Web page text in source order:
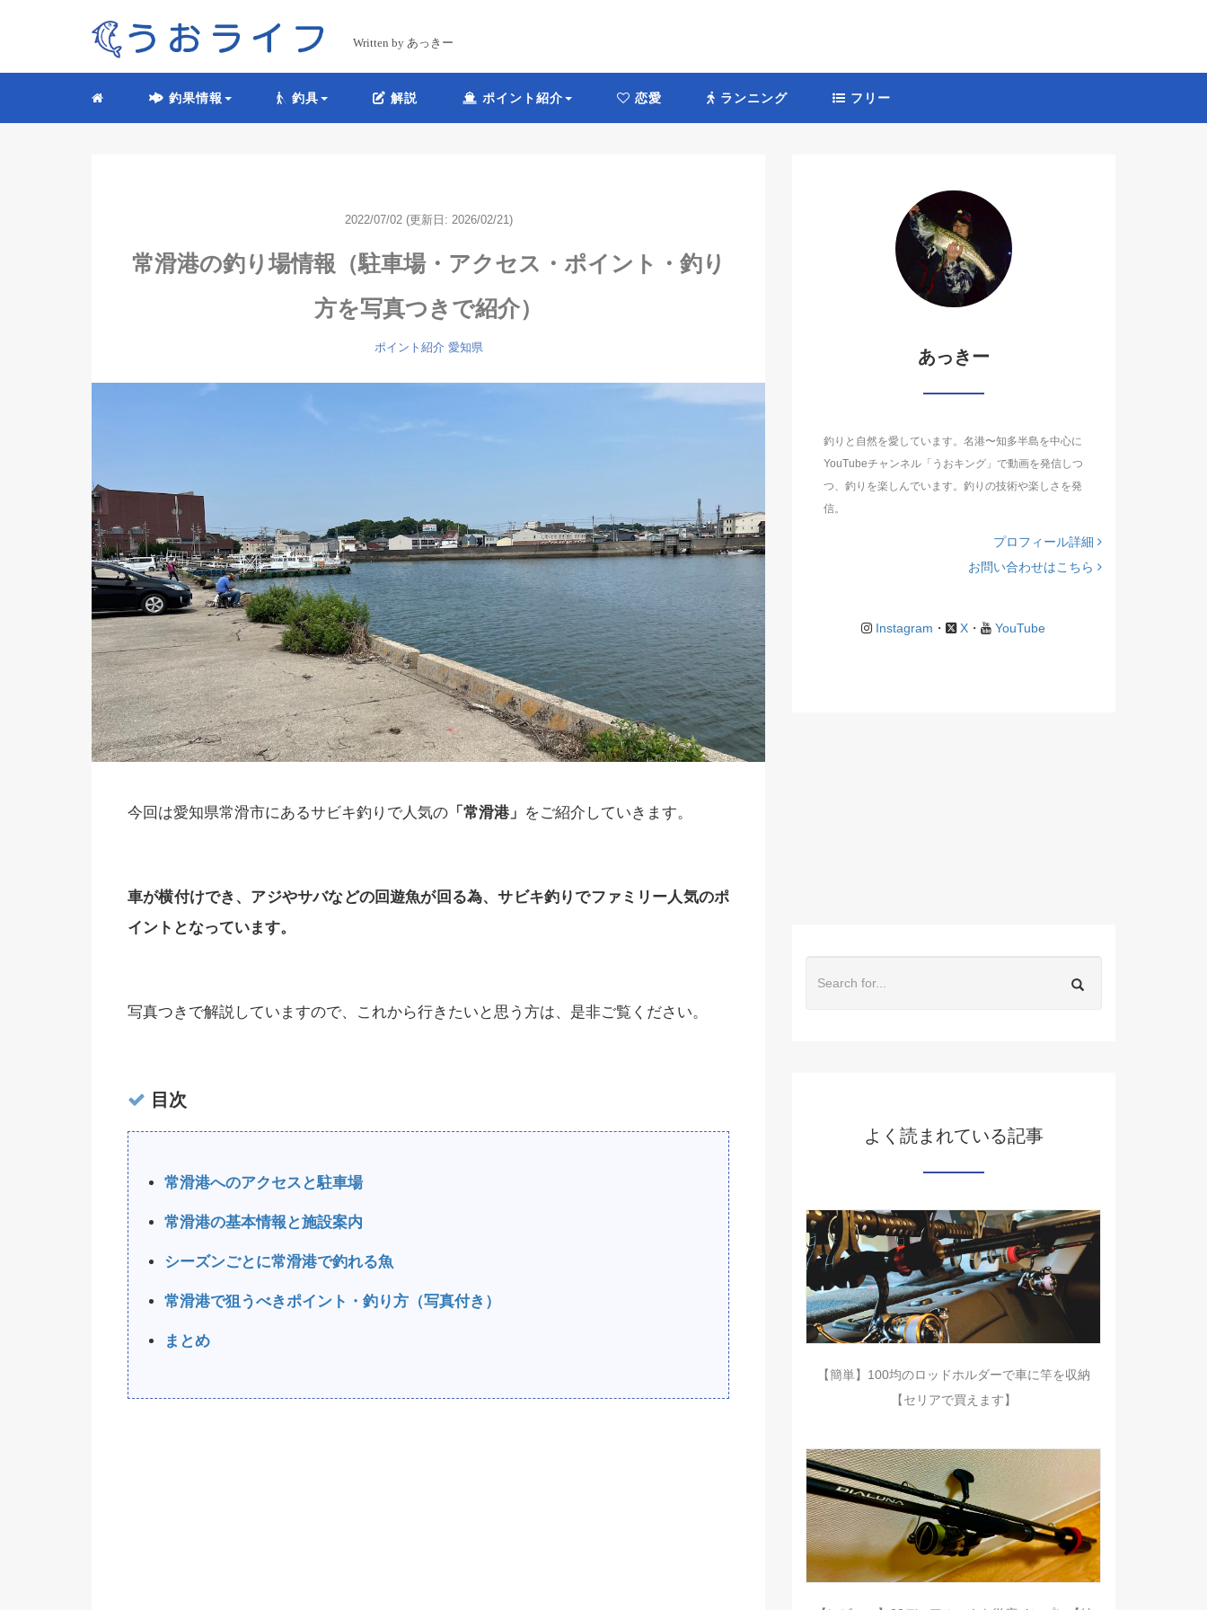
Written by あっきー
釣果情報 釣具 解説 ポイント紹介 恋愛 ランニング フリー
2022/07/02 (更新日: 2026/02/21)
常滑港の釣り場情報（駐車場・アクセス・ポイント・釣り
方を写真つきで紹介）
ポイント紹介 愛知県
今回は愛知県常滑市にあるサビキ釣りで人気の 「常滑港」 をご紹介していきます。
車が横付けでき、アジやサバなどの回遊魚が回る為、サビキ釣りでファミリー人気のポ
イントとなっています。
写真つきで解説していますので、これから行きたいと思う方は、是非ご覧ください。
目次
常滑港へのアクセスと駐車場
常滑港の基本情報と施設案内
シーズンごとに常滑港で釣れる魚
常滑港で狙うべきポイント・釣り方（写真付き）
まとめ
あっきー
釣りと自然を愛しています。名港〜知多半島を中心に
YouTubeチャンネル「うおキング」で動画を発信しつ
つ、釣りを楽しんでいます。釣りの技術や楽しさを発
信。
プロフィール詳細
お問い合わせはこちら
Instagram ・ X ・ YouTube
よく読まれている記事
【簡単】100均のロッドホルダーで車に竿を収納
【セリアで買えます】